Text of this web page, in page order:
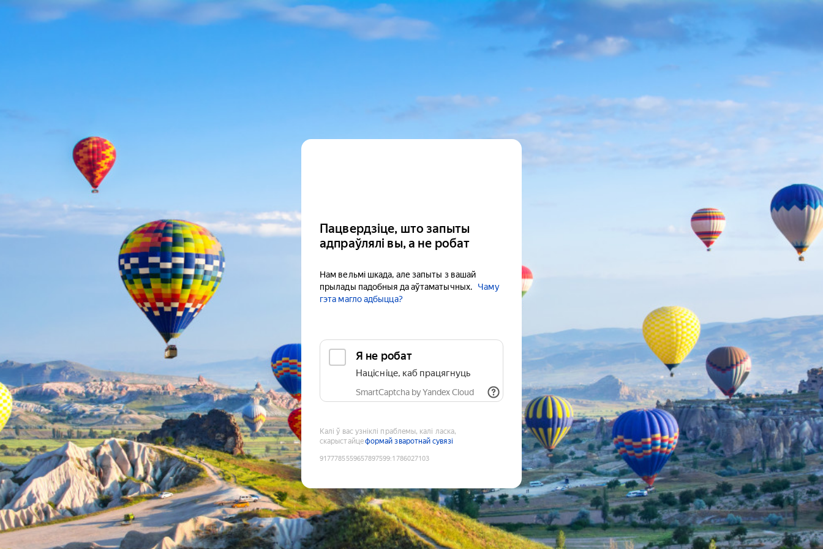
Пацвердзіце, што запыты
адпраўлялі вы, а не робат
Нам вельмі шкада, але запыты з вашай
прылады падобныя да аўтаматычных.
Чаму
гэта магло адбыцца?
Я не робат
Націсніце, каб працягнуць
SmartCaptcha by Yandex Cloud
Калі ў вас узніклі праблемы, калі ласка,
скарыстайцеформай зваротнай сувязі
9177785559657897599:1786027103